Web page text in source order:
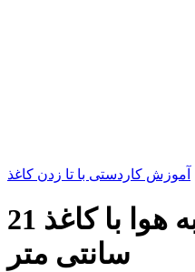
آموزش کاردستی با تا زدن کاغذ
ساخت کاردستی موشک کاغذی | آموزش اوریگامی ساخت موشک کاغذی زمین به هوا با کاغذ 21x21
سانتی متر